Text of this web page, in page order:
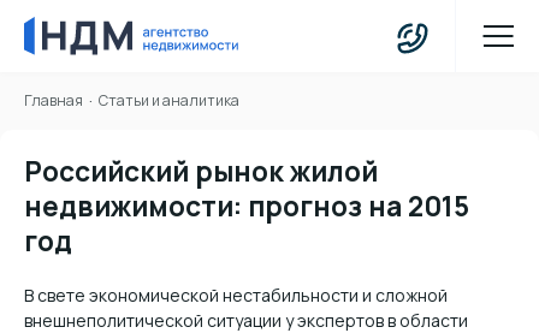
Главная Статьи и аналитика
Российский рынок жилой
недвижимости: прогноз на 2015
год
В свете экономической нестабильности и сложной
внешнеполитической ситуации у экспертов в области